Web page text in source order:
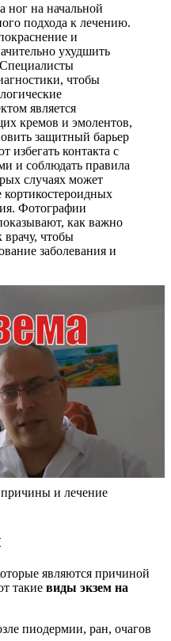
ног на начальной
подхода к лечению.
и
ухудшить
чтобы
является
кремов и эмолентов,
защитный барьер
избегать контакта с
и соблюдать правила
случаях может
кортикостероидных
Фотографии
как важно
врачу, чтобы
заболевания и
и лечение
являются причиной
такие виды экзем на
пиодермии, ран, очагов